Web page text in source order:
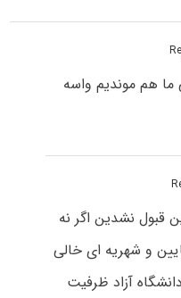
هم موندیم واسه
قبول نشدین اگر نه
و شهریه ای خالی
آزاد ظرفیت